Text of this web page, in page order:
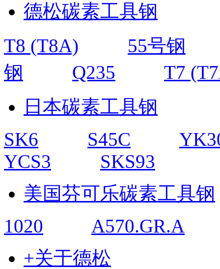
德松碳素工具钢
T8 (T8A)
55号钢
钢
Q235
T7
日本碳素工具钢
SK6
S45C
YCS3
SKS93
美国芬可乐碳素工具钢
1020
A570.GR.A
+关于德松